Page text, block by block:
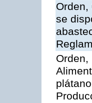
se